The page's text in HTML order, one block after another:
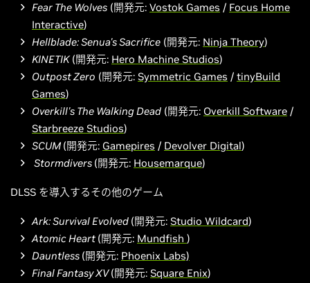
Fear The Wolves (開発元: Vostok Games / Focus Home
Interactive)
Hellblade: Senua's Sacrifice (開発元: Ninja Theory)
KINETIK(開発元: Hero Machine Studios)
Outpost Zero (開発元: Symmetric Games / tinyBuild
Games)
Overkill's The Walking Dead (開発元: Overkill Software /
Starbreeze Studios)
SCUM (開発元: Gamepires / Devolver Digital)
Stormdivers (開発元: Housemarque)
DLSS を導入するその他のゲーム
Ark: Survival Evolved (開発元: Studio Wildcard)
Atomic Heart(開発元: Mundfish )
Dauntless (開発元: Phoenix Labs)
Final Fantasy XV(開発元: Square Enix)